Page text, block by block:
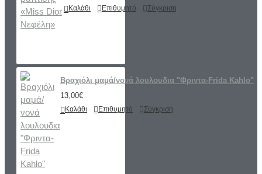
Καλάθι Επιθυμητό Σύγκριση
Βραχιόλι μαμά/νονά λουλουδια "Φριντα-Frida Kahlo"
13,00€
Καλάθι Επιθυμητό Σύγκριση